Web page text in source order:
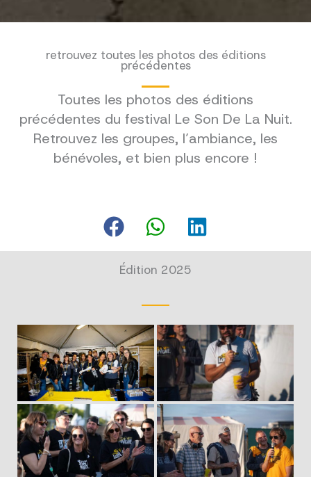
retrouvez toutes les photos des éditions
précédentes
Toutes les photos des éditions
précédentes du festival Le Son De La Nuit.
Retrouvez les groupes, l’ambiance, les
bénévoles, et bien plus encore !
Édition 2025